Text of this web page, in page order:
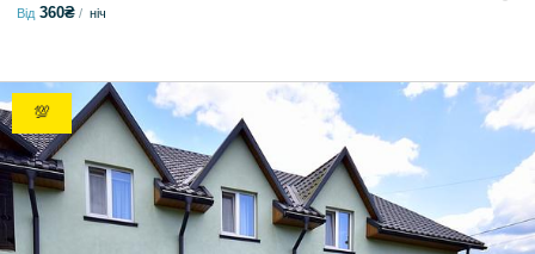
Від 360₴ ніч
💯